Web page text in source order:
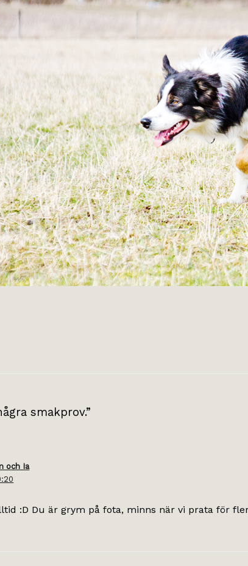
smakprov.”
och Ia
:D Du är grym på fota, minns när vi prata för